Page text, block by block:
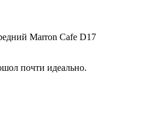
Marron Cafe D17
почти идеально.